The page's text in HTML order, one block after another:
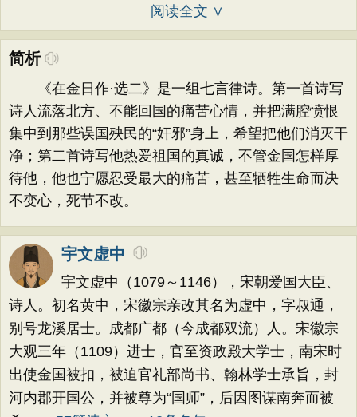
阅读全文 ∨
简析
《在金日作·选二》是一组七言律诗。第一首诗写
诗人流落北方、不能回国的痛苦心情，并把满腔愤恨
集中到那些误国殃民的“奸邪”身上，希望把他们消灭干
净；第二首诗写他热爱祖国的真诚，不管金国怎样厚
待他，他也宁愿忍受最大的痛苦，甚至牺牲生命而决
不变心，死节不改。
宇文虚中
宇文虚中（1079～1146），宋朝爱国大臣、
诗人。初名黄中，宋徽宗亲改其名为虚中，字叔通，
别号龙溪居士。成都广都（今成都双流）人。宋徽宗
大观三年（1109）进士，官至资政殿大学士，南宋时
出使金国被扣，被迫官礼部尚书、翰林学士承旨，封
河内郡开国公，并被尊为“国师”，后因图谋南奔而被